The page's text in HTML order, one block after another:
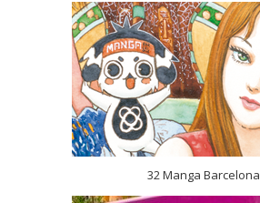
32 Manga Barcelona